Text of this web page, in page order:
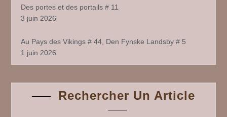
Des portes et des portails # 11
3 juin 2026
Au Pays des Vikings # 44, Den Fynske Landsby # 5
1 juin 2026
Rechercher Un Article